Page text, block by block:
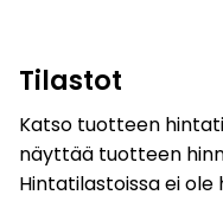
Tilastot
Katso tuotteen
näyttää tuotteen
Hintatilastoissa ei